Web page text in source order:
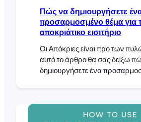
Πώς να δημιουργήσετε
προσαρμοσμένο θέμα για
αποκριάτικο εισιτήριο
Οι Απόκριες είναι προ των
αυτό το άρθρο θα σας δείξω
δημιουργήσετε ένα
πρότυπο και το CSS, θα
Pavilion Ticket Theme σε ένα